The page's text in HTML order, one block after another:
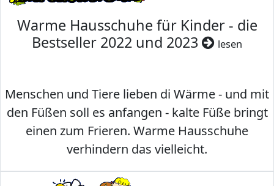
Warme Hausschuhe für Kinder - die
Bestseller 2022 und 2023
lesen
Menschen und Tiere lieben di Wärme - und mit
den Füßen soll es anfangen - kalte Füße bringt
einen zum Frieren. Warme Hausschuhe
verhindern das vielleicht.